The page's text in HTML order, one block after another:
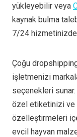
yükleyebilir veya
kaynak bulma
7/24
Çoğu
işletmenizi
seçenekleri sunar.
özel etiketinizi ve
özelleştirmeleri
evcil hayvan